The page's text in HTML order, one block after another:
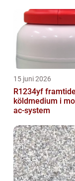
15 juni 2026
R1234yf framtidens
köldmedium i
ac-system